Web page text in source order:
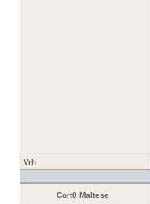
Vrh
Cort0 Maltese